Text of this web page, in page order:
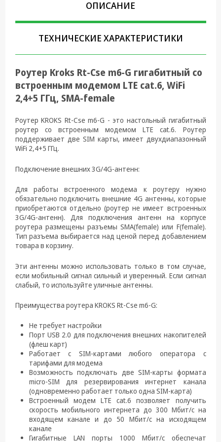
Электрика
Светотехника
Товары для
дома и Бытовая
техника
комплектующие
Системы
безопасности
ОПИСАНИЕ
ТЕХНИЧЕСКИЕ ХАРАКТЕРИСТИКИ
Роутер Kroks Rt-Cse m6-G гигабитный со
встроенным модемом LTE cat.6, WiFi
2,4+5 ГГц, SMA-female
Роутер KROKS Rt-Cse m6-G - это настольный гигабитный
роутер со встроенным модемом LTE cat.6. Роутер
поддерживает две SIM карты, имеет двухдиапазонный
WiFi 2,4+5 ГГц.
Подключение внешних 3G/4G-антенн:
Для работы встроенного модема к роутеру нужно
обязательно подключить внешние 4G антенны, которые
приобретаются отдельно (роутер не имеет встроенных
3G/4G-антенн). Для подключения антенн на корпусе
роутера размещены разъемы SMA(female) или F(female).
Тип разъема выбирается над ценой перед добавлением
товара в корзину.
Эти антенны можно использовать только в том случае,
если мобильный сигнал сильный и уверенный. Если сигнал
слабый, то используйте уличные антенны.
Преимущества роутера KROKS Rt-Cse m6-G:
Не требует настройки
Порт USB 2.0 для подключения внешних накопителей
(флеш карт)
Работает с SIM-картами любого оператора с
тарифами для модема
Возможность подключать две SIM-карты формата
micro-SIM для резервирования интернет канала
(одновременно работает только одна SIM-карта)
Встроенный модем LTE cat.6 позволяет получить
скорость мобильного интернета до 300 Мбит/c на
входящем канале и до 50 Мбит/c на исходящем
канале
Гигабитные LAN порты 1000 Мбит/c обеспечат